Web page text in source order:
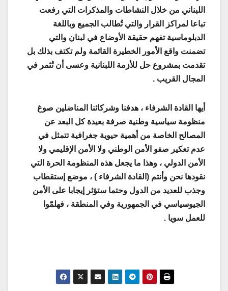
اللبناني من خلال النشاطات والمذكرات التي رفعت
تباعا لمراكز القرار والتي تُطالب الجميع وباللغة
الدبلوماسية تفهم حقيقة الأوضاع في لبنان والتي
تضمنت واقع الأمور الخطيرة القائمة ولم تكتف بذلك بل
تقدمت بمشروع حل للأزمة اللبنانية وعسى أن تُثمر في
المجال القريب .
أيها القادة الشرفاء ، هدفنا وشركائنا المناضلين صوغ
منظومة سياسية وطنية صرفة بعيدة كل البعد عن
المصالح الخاصة من أهمية حيوية جغرافية تتمثل في
عدم تعكير صفو الأمن الوطني ولا الأمن الإقليمي ولا
الأمن الدولي ، وهذا ما يجعل هذه المنظومة الحرة التي
نقودها نحن وأنتم (القادة الشرفاء ) ، موضع إستقطاب
وجذب للعديد من الدول وحتما ستؤثر إيجابا على الأمن
الجيوسياسي في الجمهورية وفي المنطقة ، فهلمّوا
للعمل سويا .